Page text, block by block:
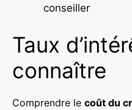
conseiller
Taux
connaître
Comprendre le coût du